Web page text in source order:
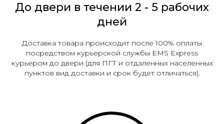
До двери в течении 2 - 5 рабочих
дней
Доставка товара происходит после 100% оплаты
посредством курьерской службы EMS Express
курьером до двери (для ПГТ и отдаленных населенных
пунктов вид доставки и срок будет отличаться).